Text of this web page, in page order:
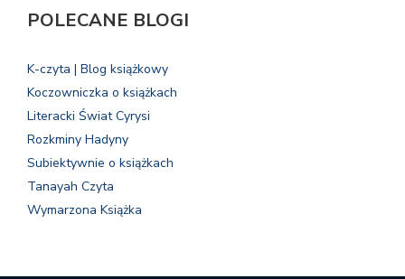
POLECANE BLOGI
K-czyta | Blog książkowy
Koczowniczka o książkach
Literacki Świat Cyrysi
Rozkminy Hadyny
Subiektywnie o książkach
Tanayah Czyta
Wymarzona Książka